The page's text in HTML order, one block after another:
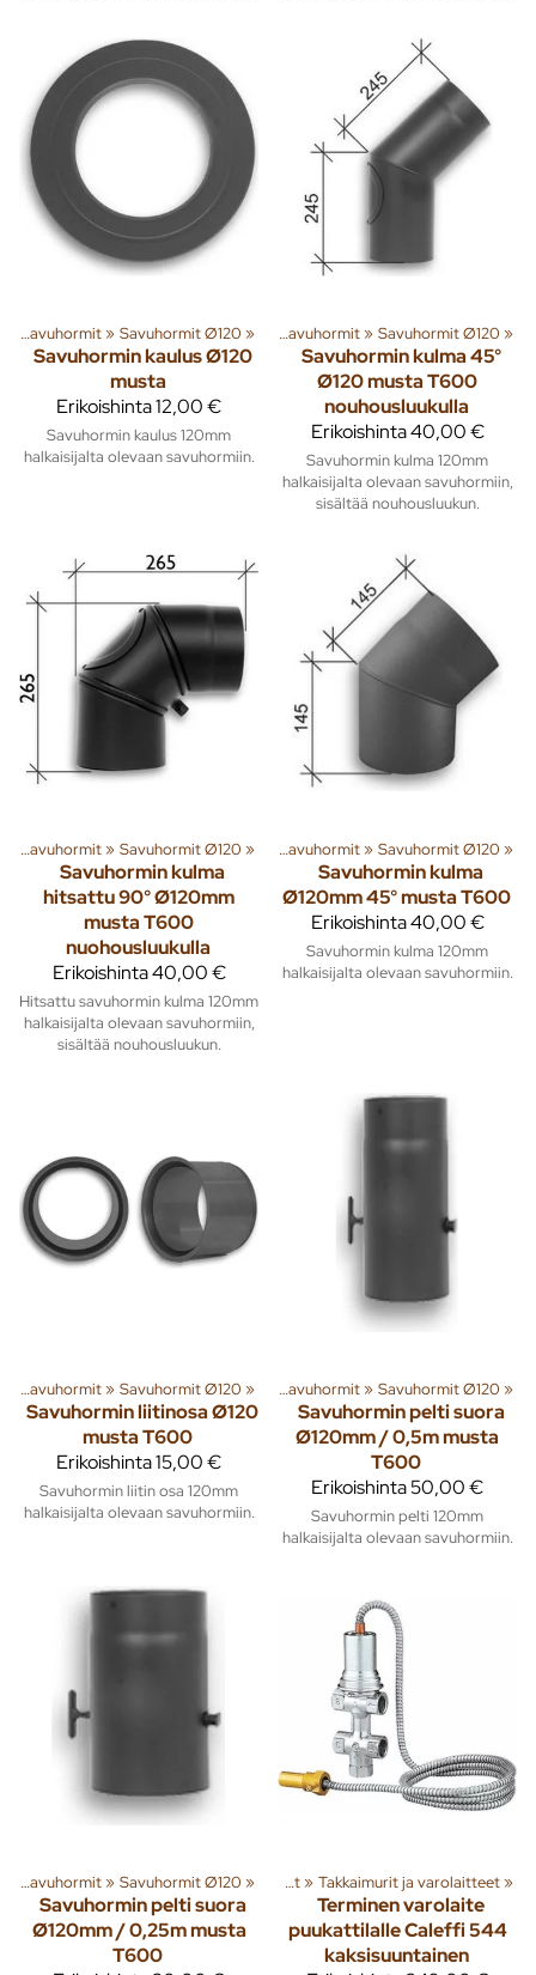
Savuhormit‪» Savuhormit Ø120 ‪»
Savuhormin kaulus Ø120
musta
Erikoishinta12,00 €
Savuhormin kaulus 120mm
halkaisijalta olevaan savuhormiin.
‪»Lämmitys ‪»Piiput ja tarvikkeet Savuhormit‪» Savuhormit Ø120 ‪»
Savuhormin kulma 45°
Ø120 musta T600
nouhousluukulla
Erikoishinta40,00 €
Savuhormin kulma 120mm
halkaisijalta olevaan savuhormiin,
sisältää nouhousluukun.
Savuhormit‪» Savuhormit Ø120 ‪»
Savuhormin kulma
hitsattu 90° Ø120mm
musta T600
nuohousluukulla
Erikoishinta40,00 €
Hitsattu savuhormin kulma 120mm
halkaisijalta olevaan savuhormiin,
sisältää nouhousluukun.
‪»Lämmitys ‪»Piiput ja tarvikkeet Savuhormit‪» Savuhormit Ø120 ‪»
Savuhormin kulma
Ø120mm 45° musta T600
Erikoishinta40,00 €
Savuhormin kulma 120mm
halkaisijalta olevaan savuhormiin.
Savuhormit‪» Savuhormit Ø120 ‪»
Savuhormin liitinosa Ø120
musta T600
Erikoishinta15,00 €
Savuhormin liitin osa 120mm
halkaisijalta olevaan savuhormiin.
‪»Lämmitys ‪»Piiput ja tarvikkeet Savuhormit‪» Savuhormit Ø120 ‪»
Savuhormin pelti suora
Ø120mm / 0,5m musta
T600
Erikoishinta50,00 €
Savuhormin pelti 120mm
halkaisijalta olevaan savuhormiin.
Savuhormit‪» Savuhormit Ø120 ‪»
Savuhormin pelti suora
Ø120mm / 0,25m musta
T600
Rakenna‪»Lämmitys‪» Piiput ja tarvikkeet‪» Takkaimurit ja varolaitteet‪»
Terminen varolaite
puukattilalle Caleffi 544
kaksisuuntainen